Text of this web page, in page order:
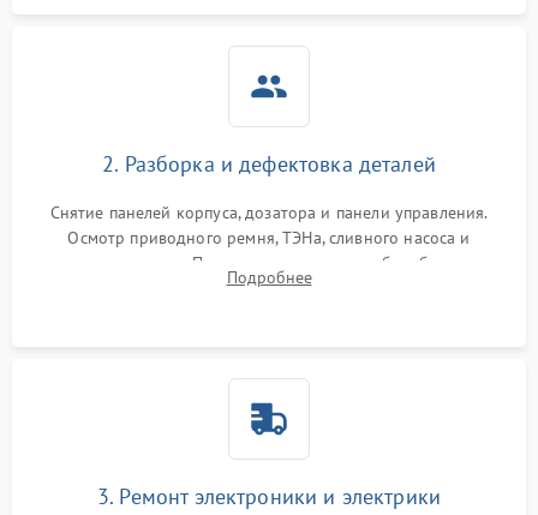
2. Разборка и дефектовка деталей
Снятие панелей корпуса, дозатора и панели управления.
Осмотр приводного ремня, ТЭНа, сливного насоса и
амортизаторов. Проверка подшипников барабана и
крестовины на износ, а манжеты люка на разрывы.
Подробнее
3. Ремонт электроники и электрики